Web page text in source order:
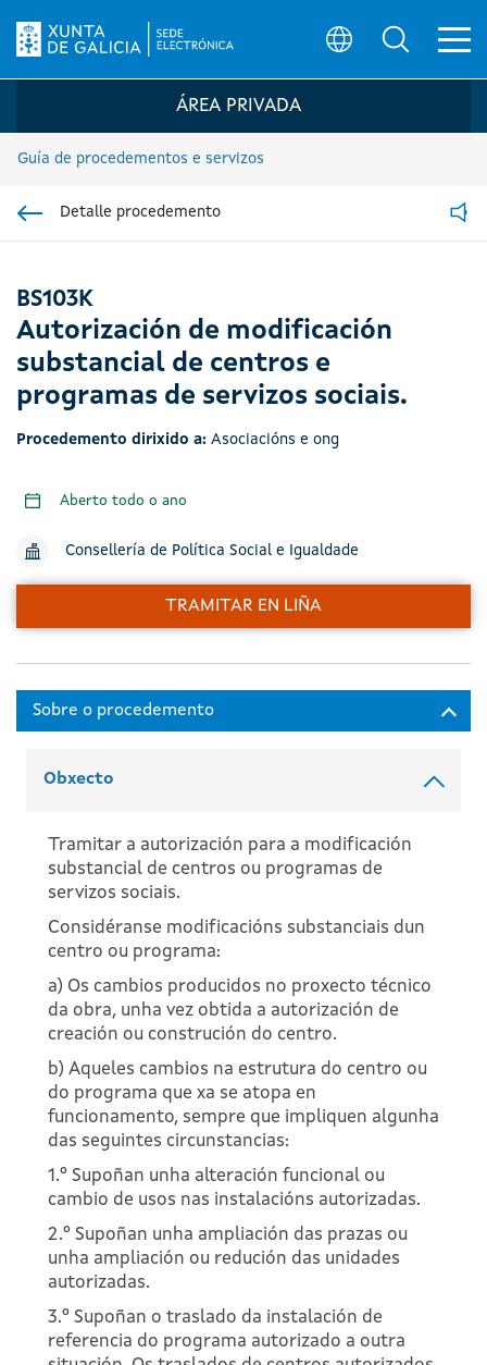
Logo da Sede electrónica da Xunta de
ÁREA PRIVADA
Guía de procedementos e servizos
Detalle procedemento
BS103K
Autorización de modificación
substancial de centros e
programas de servizos sociais.
Procedemento dirixido a: Asociacións e ong
Aberto todo o ano
Consellería de Política Social e Igualdade
TRAMITAR EN LIÑA
Obxecto
Tramitar a autorización para a modificación
substancial de centros ou programas de
servizos sociais.
Considéranse modificacións substanciais dun
centro ou programa:
a) Os cambios producidos no proxecto técnico
da obra, unha vez obtida a autorización de
creación ou construción do centro.
b) Aqueles cambios na estrutura do centro ou
do programa que xa se atopa en
funcionamento, sempre que impliquen algunha
das seguintes circunstancias:
1.º Supoñan unha alteración funcional ou
cambio de usos nas instalacións autorizadas.
2.º Supoñan unha ampliación das prazas ou
unha ampliación ou redución das unidades
autorizadas.
3.º Supoñan o traslado da instalación de
referencia do programa autorizado a outra